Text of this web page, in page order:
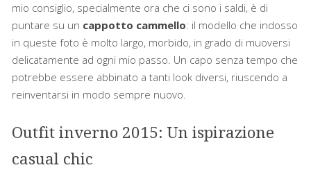
mio consiglio, specialmente ora che ci sono i saldi, è di
puntare su un cappotto cammello: il modello che indosso
in queste foto è molto largo, morbido, in grado di muoversi
delicatamente ad ogni mio passo. Un capo senza tempo che
potrebbe essere abbinato a tanti look diversi, riuscendo a
reinventarsi in modo sempre nuovo.
Outfit inverno 2015: Un ispirazione
casual chic